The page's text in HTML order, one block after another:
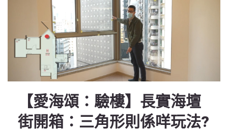
【愛海頌：驗樓】長實海壇
街開箱：三角形則係咩玩法?